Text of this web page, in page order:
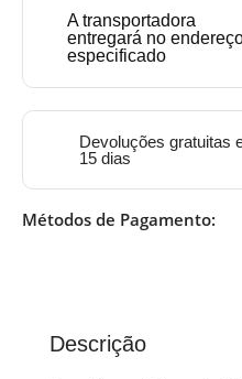
A transportadora
entregará no
especificado
Devoluções gratuitas
15 dias
Métodos de Pagamento:
Descrição